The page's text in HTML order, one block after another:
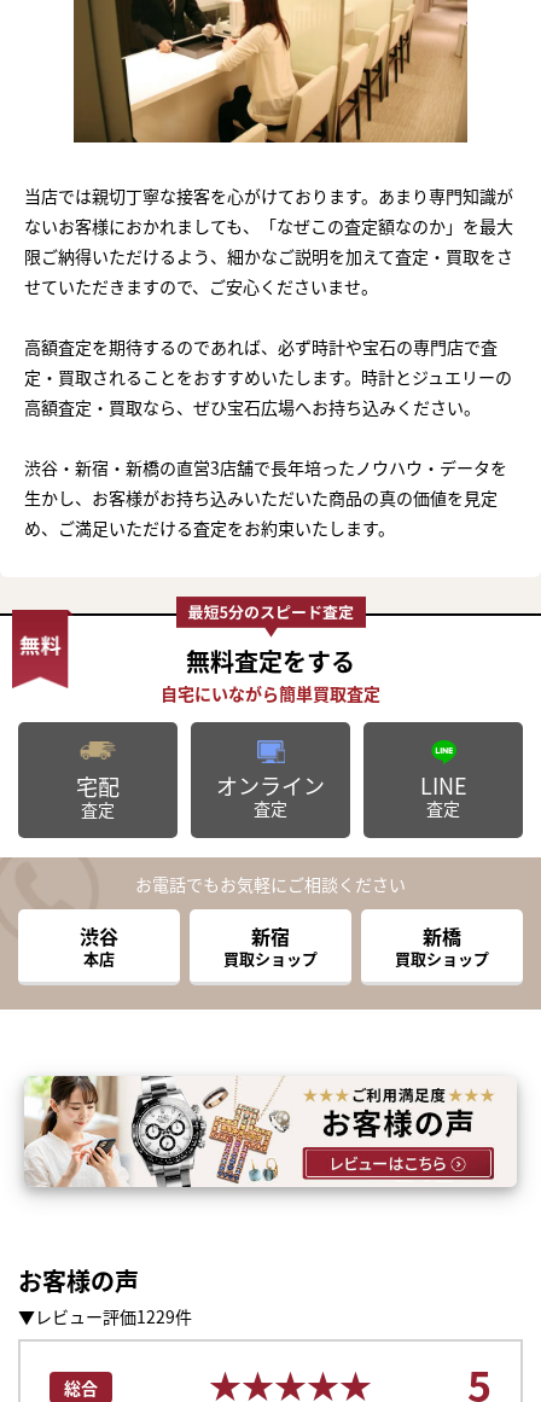
当店では親切丁寧な接客を心がけております。あまり専門知識が
ないお客様におかれましても、「なぜこの査定額なのか」を最大
限ご納得いただけるよう、細かなご説明を加えて査定・買取をさ
せていただきますので、ご安心くださいませ。
高額査定を期待するのであれば、必ず時計や宝石の専門店で査
定・買取されることをおすすめいたします。時計とジュエリーの
高額査定・買取なら、ぜひ宝石広場へお持ち込みください。
渋谷・新宿・新橋の直営3店舗で長年培ったノウハウ・データを
生かし、お客様がお持ち込みいただいた商品の真の価値を見定
め、ご満足いただける査定をお約束いたします。
無料査定をする
宅配
査定
オンライン
査定
LINE
査定
お電話でもお気軽にご相談ください
渋谷
本店
新宿
買取ショップ
新橋
買取ショップ
お客様の声
▼レビュー評価1229件
総合 ★★★★★
★★★★★ 5
まずは